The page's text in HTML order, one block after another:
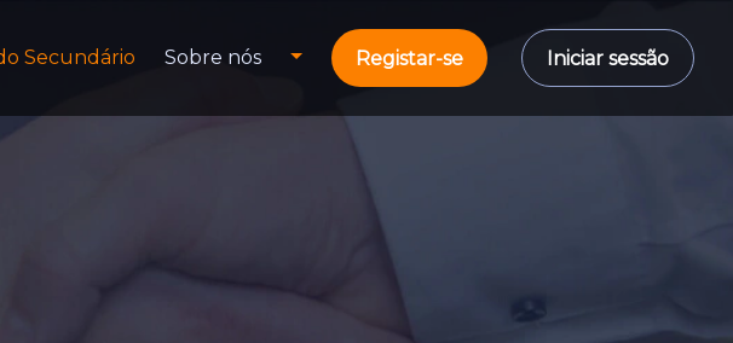
Secundário Sobre nós Registar-se Iniciar sessão